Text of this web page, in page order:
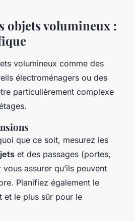
objets volumineux :
volumineux comme des
électroménagers ou des
particulièrement complexe
que ce soit, mesurez les
et des passages (portes,
assurer qu’ils peuvent
Planifiez également le
et le plus sûr pour le